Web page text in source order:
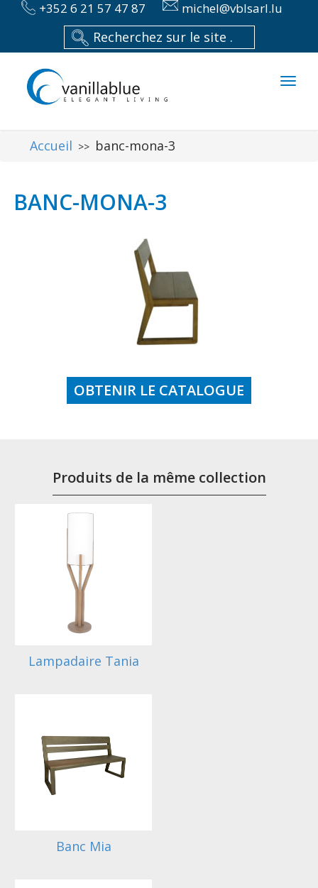
+352 6 21 57 47 87 michel@vblsarl.lu
Accueil >> banc-mona-3
BANC-MONA-3
OBTENIR LE CATALOGUE
Produits de la même collection
Lampadaire Tania
Banc Mia